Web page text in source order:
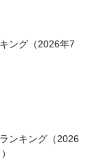
ング（2026年7
ンキング（2026